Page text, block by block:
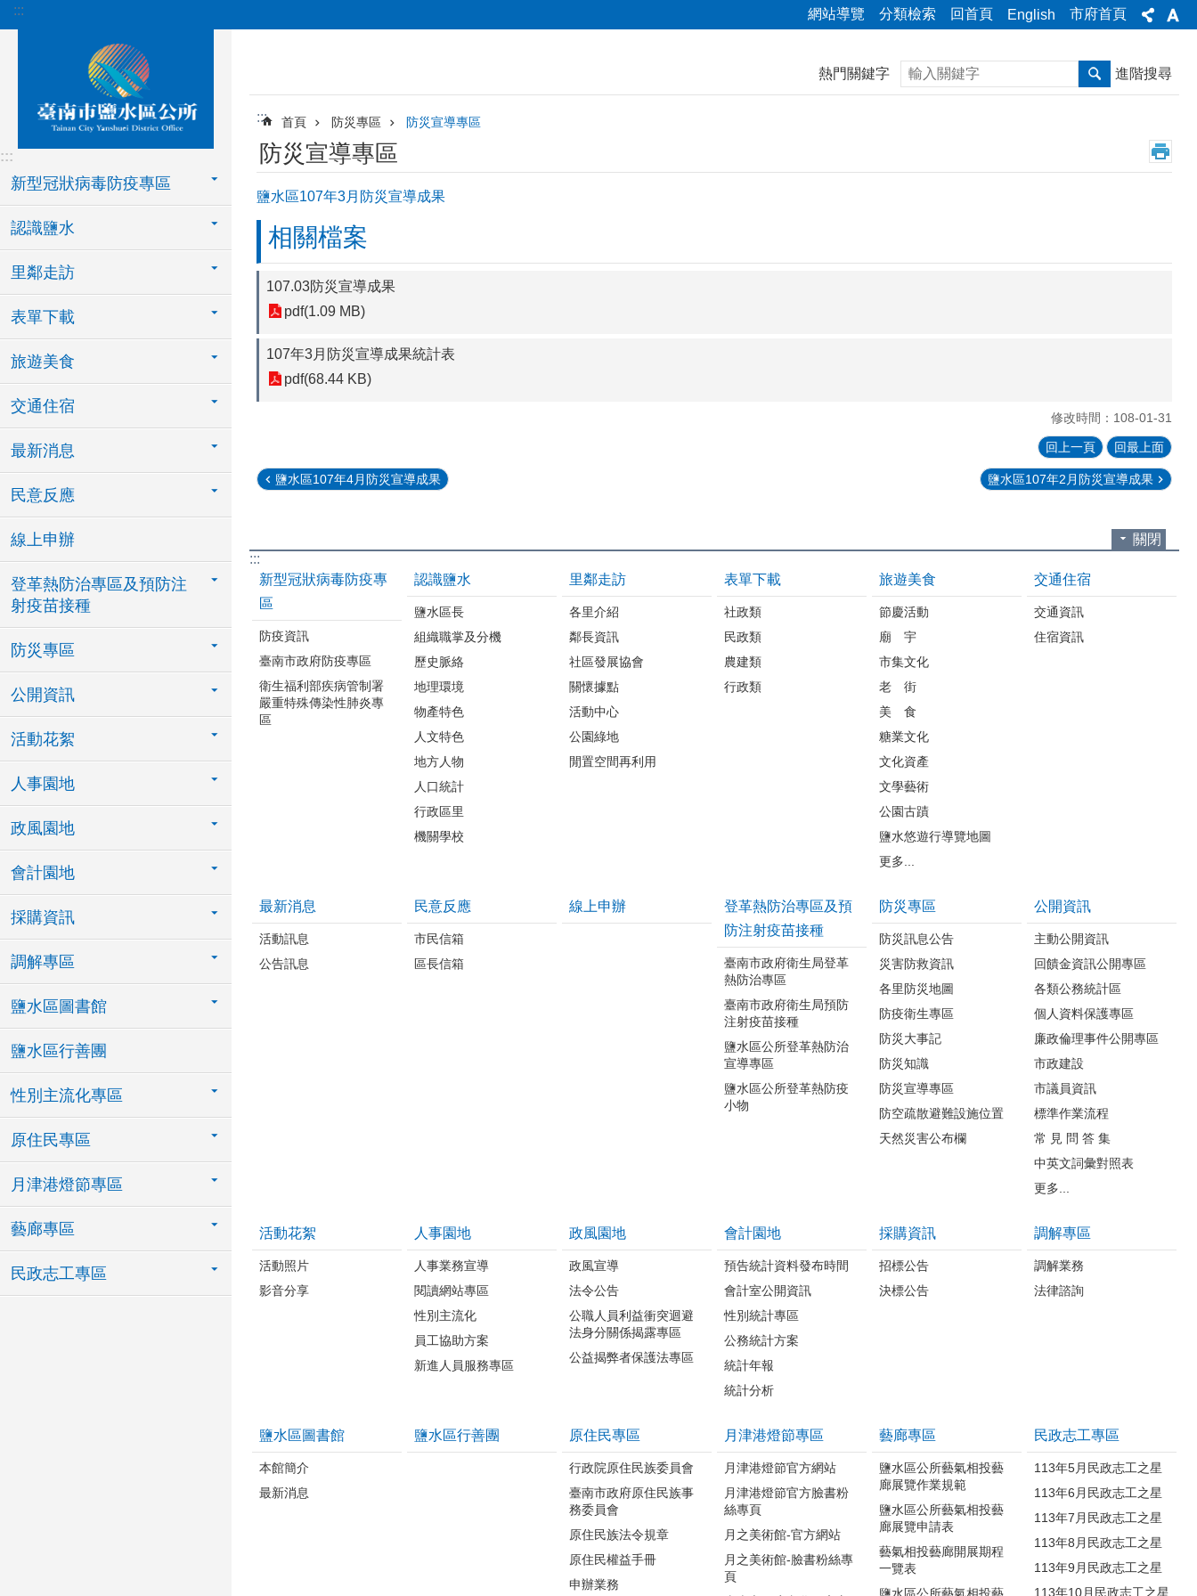
跳到主要內容區塊
::: 網站導覽 分類檢索 回首頁 English 市府首頁
:::
新型冠狀病毒防疫專區
認識鹽水
里鄰走訪
表單下載
旅遊美食
交通住宿
最新消息
民意反應
線上申辦
登革熱防治專區及預防注
射疫苗接種
防災專區
公開資訊
活動花絮
人事園地
政風園地
會計園地
採購資訊
調解專區
鹽水區圖書館
鹽水區行善團
性別主流化專區
原住民專區
月津港燈節專區
藝廊專區
民政志工專區
熱門關鍵字 搜尋 進階搜尋
::: 首頁 防災專區 防災宣導專區
防災宣導專區
鹽水區107年3月防災宣導成果
相關檔案
107.03防災宣導成果
pdf(1.09 MB)
107年3月防災宣導成果統計表
pdf(68.44 KB)
修改時間：108-01-31
回上一頁 回最上面
鹽水區107年4月防災宣導成果 鹽水區107年2月防災宣導成果
關閉
:::
新型冠狀病毒防疫專
區
防疫資訊
臺南市政府防疫專區
衛生福利部疾病管制署
嚴重特殊傳染性肺炎專
區
認識鹽水
鹽水區長
組織職掌及分機
歷史脈絡
地理環境
物產特色
人文特色
地方人物
人口統計
行政區里
機關學校
里鄰走訪
各里介紹
鄰長資訊
社區發展協會
關懷據點
活動中心
公園綠地
閒置空間再利用
表單下載
社政類
民政類
農建類
行政類
旅遊美食
節慶活動
廟 宇
市集文化
老 街
美 食
糖業文化
文化資產
文學藝術
公園古蹟
鹽水悠遊行導覽地圖
更多...
交通住宿
交通資訊
住宿資訊
最新消息
活動訊息
公告訊息
民意反應
市民信箱
區長信箱
線上申辦
登革熱防治專區及預
防注射疫苗接種
臺南市政府衛生局登革
熱防治專區
臺南市政府衛生局預防
注射疫苗接種
鹽水區公所登革熱防治
宣導專區
鹽水區公所登革熱防疫
小物
防災專區
防災訊息公告
災害防救資訊
各里防災地圖
防疫衛生專區
防災大事記
防災知識
防災宣導專區
防空疏散避難設施位置
天然災害公布欄
公開資訊
主動公開資訊
回饋金資訊公開專區
各類公務統計區
個人資料保護專區
廉政倫理事件公開專區
市政建設
市議員資訊
標準作業流程
常 見 問 答 集
中英文詞彙對照表
更多...
活動花絮
活動照片
影音分享
人事園地
人事業務宣導
閱讀網站專區
性別主流化
員工協助方案
新進人員服務專區
政風園地
政風宣導
法令公告
公職人員利益衝突迴避
法身分關係揭露專區
公益揭弊者保護法專區
會計園地
預告統計資料發布時間
會計室公開資訊
性別統計專區
公務統計方案
統計年報
統計分析
採購資訊
招標公告
決標公告
調解專區
調解業務
法律諮詢
鹽水區圖書館
本館簡介
最新消息
鹽水區行善團 原住民專區
行政院原住民族委員會
臺南市政府原住民族事
務委員會
原住民族法令規章
原住民權益手冊
申辦業務
月津港燈節專區
月津港燈節官方網站
月津港燈節官方臉書粉
絲專頁
月之美術館-官方網站
月之美術館-臉書粉絲專
頁
藝廊專區
鹽水區公所藝氣相投藝
廊展覽作業規範
鹽水區公所藝氣相投藝
廊展覽申請表
藝氣相投藝廊開展期程
一覽表
鹽水區公所藝氣相投藝
民政志工專區
113年5月民政志工之星
113年6月民政志工之星
113年7月民政志工之星
113年8月民政志工之星
113年9月民政志工之星
113年10月民政志工之星